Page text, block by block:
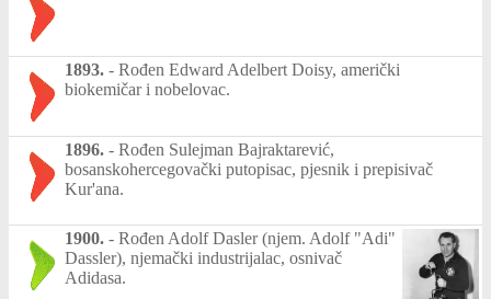
1893. - Rođen Edward Adelbert Doisy, američki
biokemičar i nobelovac.
1896. - Rođen Sulejman Bajraktarević,
bosanskohercegovački putopisac, pjesnik i prepisivač
Kur'ana.
1900. - Rođen Adolf Dasler (njem. Adolf "Adi"
Dassler), njemački industrijalac, osnivač
Adidasa.